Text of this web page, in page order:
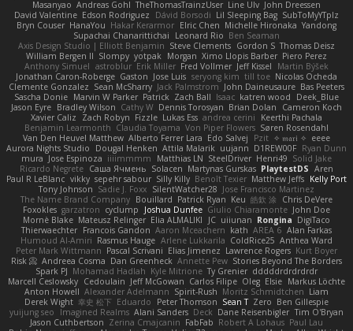
Masanyao Andreas Gohl TheThomasTrainzUser Line Ulv John Dreessen
David Valentine Edson Rodriguez Dávid Borsodi Lil Sleeping Bag SubToMyYTplz
Bryn Couser HanaYou Hakar Kerarmor Elric Chen Michelle Hironaka Yandong
Supachai Chanarittichai
Leonard Rio Ben Seaman
Axis Design Studio | Elliott Benjamin Steve Clements Gordon S Thomas Deisz
William Bergen II Slompy yotpak Morgan Ximo Llopis Barber Piero Perez
Anthony Simuel astroblur Erik Miller Fred Vollmer Jeff Kissel
Martin Býšek
Jonathan Caron-Roberge Gaston Jose Luis seryong kim till toe Nicolas Ocheda
Clemente Gonzalez Sean McSharry Jack Palmstrom John Daineusaure Bas Peeters
Sascha Donie Marvin W Parker Patrick Zach Ball Isaac katren wood
Deek_Blue
Jason Eyre Bradley Wilson Cathy W Dennis Torosyan Brian Dolan
Cameron Koch
Xavier Caliz
Zach Robyn Fizzle Lukas Ess andrea cerini
Keerthi Pachala
Benjamin Learmonth Claudia Toyama Von Piper Flowers Søren Rosendahl
Van Den Heuvel Matthew Alberto Ferrer Lara Edo Salvej Pzit ✧ 𝔪𝔞𝔯𝔦 ✧ eeee
Aurora Nights Studio
Dougal Henken Attila Malarik uujann D1REW00F Ryan Dunn
mura Jose Espinoza iiiimmmm Matthias LN SteelDriver Henri49 Solid Jake
Ricardo Negrete Саша Ячмень Solacen Martynas Gurskas PlaytestDS Aren
Paul R LeBlanc vikky sepehr sabour Silly Killy Benoît Texier Matthew Jeffs Kelly Port
Tony Johnson Sadie J. Foxx SilentWatcher28 Jose Francisco Martinez
The Name Brand Company Bouillard Patrick Ryan Keu 皓欽 涂 Chris DeVere
Foxokles garzatron cyclump Joshua Dunfee Giulio Chiaramonte John Doe
Mornè Blake Mateusz Relinger Elia ALMALIKI JC uiiunan Rongina DigiTaco
Thierwaechter Francois Gandon Aaron Mceachern kath AREA 6 Alan Farkas
Humoud Al-Amiri Rasmus Hauge Arlene Lukkarila ColdRice25 Anthea Ward
Peter Mark Wittmann Pascal Scrivani Elias Jimenez Lawrence Rogers Kurt Boyer
Risk 📀 Andreea Cosma Dan Greenheck Annette Pew Stories Beyond The Borders
Spark PJ Mohamad Hadlah Kyle Mitrione Ty Grenier dddddrdrdrdrdr
Marcell Ceslowsky Cedoulain Jeff McGowan Carlos Filipe Oleg Elsie Markus Löchte
Anton Howell Alexander Adelmann Spirit-Rush Moritz Schmidtchen Liam
Derek Wight 幸史 松下 Eduardo Peter Thomson Sean T Zero Ben Gillespie
yuijung seo
Imagined Realms Alani Sanders Deck Dane Reisenbigler Tim O'Bryan
Jason Cuthbertson Zerina Cmajcanin FabFab Robert A Lohaus Paul Lau